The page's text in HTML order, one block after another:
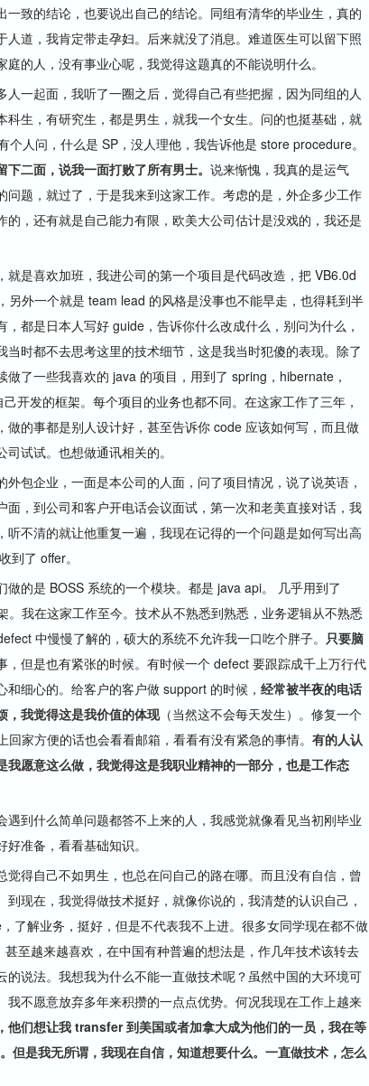
致的结论，也要说出自己的结论。同组有清华的毕业生，真的
道，我肯定带走孕妇。后来就没了消息。难道医生可以留下照
的人，没有事业心呢，我觉得这题真的不能说明什么。
一起面，我听了一圈之后，觉得自己有些把握，因为同组的人
生，有研究生，都是男生，就我一个女生。问的也挺基础，就
人问，什么是 SP，没人理他，我告诉他是 store procedure。
二面，说我一面打败了所有男士。 说来惭愧，我真的是运气
题，就过了，于是我来到这家工作。考虑的是，外企多少工作
，还有就是自己能力有限，欧美大公司估计是没戏的，我还是
是喜欢加班，我进公司的第一个项目是代码改造，把 VB6.0d
另外一个就是 team lead 的风格是没事也不能早走，也得耗到半
都是日本人写好 guide，告诉你什么改成什么，别问为什么，
时都不去思考这里的技术细节，这是我当时犯傻的表现。除了
了一些我喜欢的 java 的项目，用到了 spring，hibernate，
开发的框架。每个项目的业务也都不同。在这家工作了三年，
的事都是别人设计好，甚至告诉你 code 应该如何写，而且做
试试。也想做通讯相关的。
包企业，一面是本公司的人面，问了项目情况，说了说英语，
，到公司和客户开电话会议面试，第一次和老美直接对话，我
不清的就让他重复一遍，我现在记得的一个问题是如何写出高
到了 offer。
的是 BOSS 系统的一个模块。都是 java api。 几乎用到了
我在这家工作至今。技术从不熟悉到熟悉，业务逻辑从不熟悉
中慢慢了解的，硕大的系统不允许我一口吃个胖子。 只要脑
，但是也有紧张的时候。有时候一个 defect 要跟踪成千上万行代
细心的。给客户的客户做 support 的时候， 经常被半夜的电话
，我觉得这是我价值的体现（当然这不会每天发生）。修复一个
家方便的话也会看看邮箱，看看有没有紧急的事情。 有的人认
愿意这么做，我觉得这是我职业精神的一部分，也是工作态
到什么简单问题都答不上来的人，我感觉就像看见当初刚毕业
准备，看看基础知识。
得自己不如男生，也总在问自己的路在哪。而且没有自信，曾
现在，我觉得做技术挺好，就像你说的，我清楚的认识自己，
了解业务，挺好，但是不代表我不上进。很多女同学现在都不做
至越来越喜欢，在中国有种普遍的想法是，作几年技术该转去
说法。我想我为什么不能一直做技术呢？虽然中国的大环境可
不愿意放弃多年来积攒的一点点优势。何况我现在工作上越来
他们想让我 transfer 到美国或者加拿大成为他们的一员，我在等
是我无所谓，我现在自信，知道想要什么。一直做技术，怎么